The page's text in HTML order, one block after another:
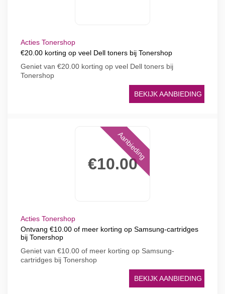
Acties Tonershop
€20.00 korting op veel Dell toners bij Tonershop
Geniet van €20.00 korting op veel Dell toners bij
Tonershop
BEKIJK AANBIEDING
€10.00
Aanbieding
Acties Tonershop
Ontvang €10.00 of meer korting op Samsung-cartridges
bij Tonershop
Geniet van €10.00 of meer korting op Samsung-
cartridges bij Tonershop
BEKIJK AANBIEDING